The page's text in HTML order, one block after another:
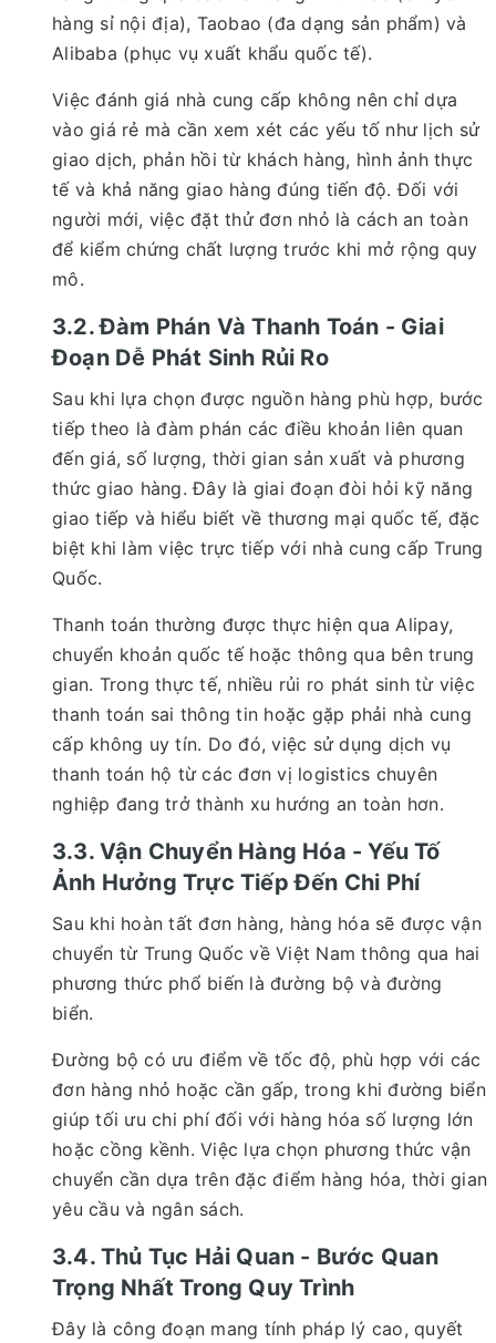
hàng sỉ nội địa), Taobao (đa dạng sản phẩm) và
Alibaba (phục vụ xuất khẩu quốc tế).
Việc đánh giá nhà cung cấp không nên chỉ dựa
vào giá rẻ mà cần xem xét các yếu tố như lịch sử
giao dịch, phản hồi từ khách hàng, hình ảnh thực
tế và khả năng giao hàng đúng tiến độ. Đối với
người mới, việc đặt thử đơn nhỏ là cách an toàn
để kiểm chứng chất lượng trước khi mở rộng quy
mô.
3.2. Đàm Phán Và Thanh Toán - Giai
Đoạn Dễ Phát Sinh Rủi Ro
Sau khi lựa chọn được nguồn hàng phù hợp, bước
tiếp theo là đàm phán các điều khoản liên quan
đến giá, số lượng, thời gian sản xuất và phương
thức giao hàng. Đây là giai đoạn đòi hỏi kỹ năng
giao tiếp và hiểu biết về thương mại quốc tế, đặc
biệt khi làm việc trực tiếp với nhà cung cấp Trung
Quốc.
Thanh toán thường được thực hiện qua Alipay,
chuyển khoản quốc tế hoặc thông qua bên trung
gian. Trong thực tế, nhiều rủi ro phát sinh từ việc
thanh toán sai thông tin hoặc gặp phải nhà cung
cấp không uy tín. Do đó, việc sử dụng dịch vụ
thanh toán hộ từ các đơn vị logistics chuyên
nghiệp đang trở thành xu hướng an toàn hơn.
3.3. Vận Chuyển Hàng Hóa - Yếu Tố
Ảnh Hưởng Trực Tiếp Đến Chi Phí
Sau khi hoàn tất đơn hàng, hàng hóa sẽ được vận
chuyển từ Trung Quốc về Việt Nam thông qua hai
phương thức phổ biến là đường bộ và đường
biển.
Đường bộ có ưu điểm về tốc độ, phù hợp với các
đơn hàng nhỏ hoặc cần gấp, trong khi đường biển
giúp tối ưu chi phí đối với hàng hóa số lượng lớn
hoặc cồng kềnh. Việc lựa chọn phương thức vận
chuyển cần dựa trên đặc điểm hàng hóa, thời gian
yêu cầu và ngân sách.
3.4. Thủ Tục Hải Quan - Bước Quan
Trọng Nhất Trong Quy Trình
Đây là công đoạn mang tính pháp lý cao, quyết